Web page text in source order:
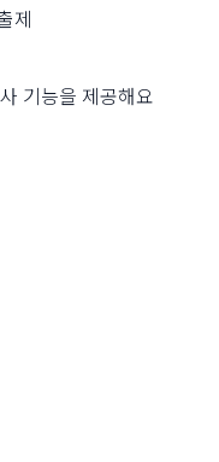
제
기능을 제공해요